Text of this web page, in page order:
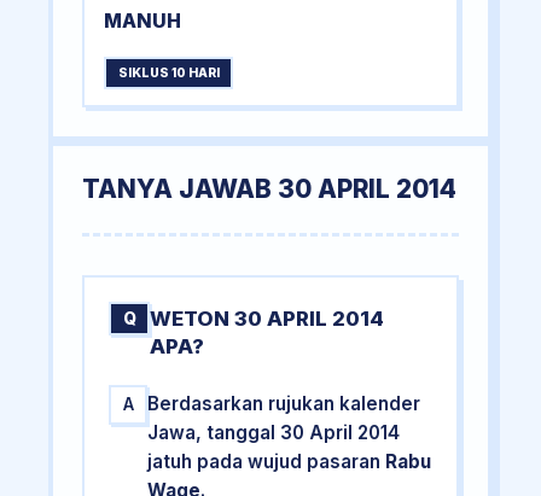
MANUH
SIKLUS 10 HARI
TANYA JAWAB 30 APRIL 2014
Q
WETON 30 APRIL 2014
APA?
A
Berdasarkan rujukan kalender
Jawa, tanggal 30 April 2014
jatuh pada wujud pasaran Rabu
Wage.